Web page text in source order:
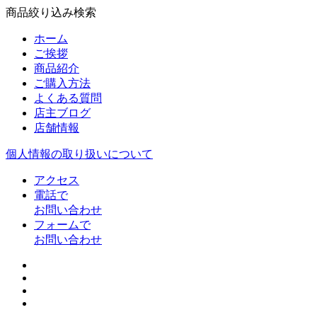
商品絞り込み検索
ホーム
ご挨拶
商品紹介
ご購入方法
よくある質問
店主ブログ
店舗情報
個人情報の取り扱いについて
アクセス
電話で
お問い合わせ
フォームで
お問い合わせ